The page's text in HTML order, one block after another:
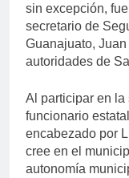
sin excepción,
secretario de
Guanajuato,
autoridades de
Al participar en la
funcionario
encabezado por
cree en el
autonomía